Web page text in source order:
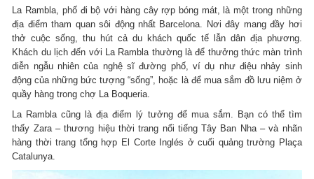
La Rambla, phố đi bộ với hàng cây rợp bóng mát, là một trong những
địa điểm tham quan sôi động nhất Barcelona. Nơi đây mang đầy hơi
thở cuộc sống, thu hút cả du khách quốc tế lẫn dân địa phương.
Khách du lịch đến với La Rambla thường là để thưởng thức màn trình
diễn ngẫu nhiên của nghệ sĩ đường phố, ví dụ như điệu nhảy sinh
động của những bức tượng “sống”, hoặc là để mua sắm đồ lưu niệm ở
quầy hàng trong chợ La Boqueria.
La Rambla cũng là địa điểm lý tưởng để mua sắm. Bạn có thể tìm
thấy Zara – thương hiệu thời trang nổi tiếng Tây Ban Nha – và nhãn
hàng thời trang tổng hợp El Corte Inglés ở cuối quảng trường Plaça
Catalunya.